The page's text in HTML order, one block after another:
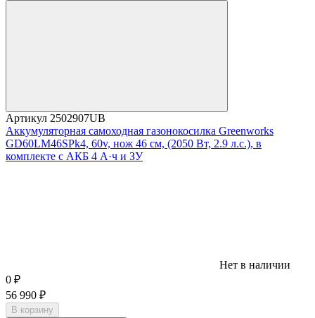
Артикул 2502907UB
Аккумуляторная самоходная газонокосилка Greenworks
GD60LM46SPk4, 60v, нож 46 см, (2050 Вт, 2.9 л.с.), в
комплекте с АКБ 4 А·ч и ЗУ
Нет в наличии
0 ₽
56 990 ₽
В корзину